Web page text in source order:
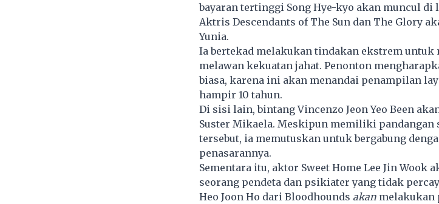
bayaran tertinggi Song Hye-kyo akan muncul di
Aktris Descendants of The Sun dan The Glory
Yunia.
Ia bertekad melakukan tindakan ekstrem
melawan kekuatan jahat. Penonton
biasa, karena ini akan menandai penampilan
hampir 10 tahun.
Di sisi lain, bintang Vincenzo Jeon Yeo Been
Suster Mikaela. Meskipun memiliki
tersebut, ia memutuskan untuk bergabung
penasarannya.
Sementara itu, aktor Sweet Home Lee Jin Wook
seorang pendeta dan psikiater yang tidak
Heo Joon Ho dari Bloodhounds akanmelakukan